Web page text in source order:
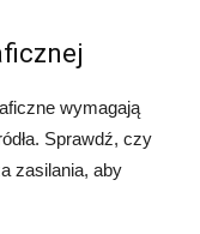
wymagają
Sprawdź, czy
zasilania, aby